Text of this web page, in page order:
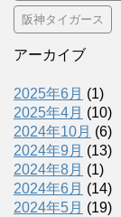
阪神タイガース
アーカイブ
2025年6月 (1)
2025年4月 (10)
2024年10月 (6)
2024年9月 (13)
2024年8月 (1)
2024年6月 (14)
2024年5月 (19)